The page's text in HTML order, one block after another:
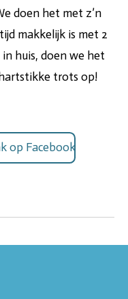
doen het met z’n
makkelijk is met 2
huis, doen we het
trots op!
op Facebook